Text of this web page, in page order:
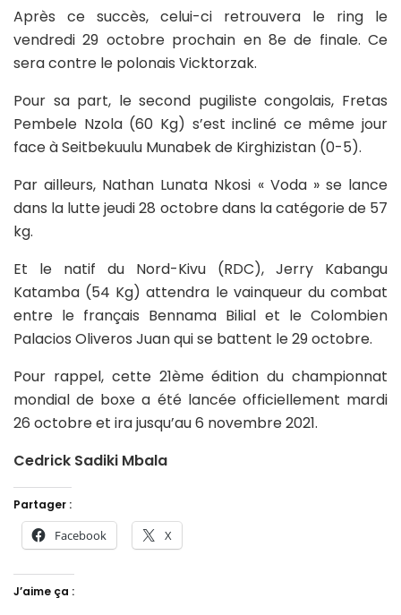
Après ce succès, celui-ci retrouvera le ring le
vendredi 29 octobre prochain en 8e de finale. Ce
sera contre le polonais Vicktorzak.
Pour sa part, le second pugiliste congolais, Fretas
Pembele Nzola (60 Kg) s’est incliné ce même jour
face à Seitbekuulu Munabek de Kirghizistan (0-5).
Par ailleurs, Nathan Lunata Nkosi « Voda » se lance
dans la lutte jeudi 28 octobre dans la catégorie de 57
kg.
Et le natif du Nord-Kivu (RDC), Jerry Kabangu
Katamba (54 Kg) attendra le vainqueur du combat
entre le français Bennama Bilial et le Colombien
Palacios Oliveros Juan qui se battent le 29 octobre.
Pour rappel, cette 21ème édition du championnat
mondial de boxe a été lancée officiellement mardi
26 octobre et ira jusqu’au 6 novembre 2021.
Cedrick Sadiki Mbala
Partager :
Facebook X
J’aime ça :